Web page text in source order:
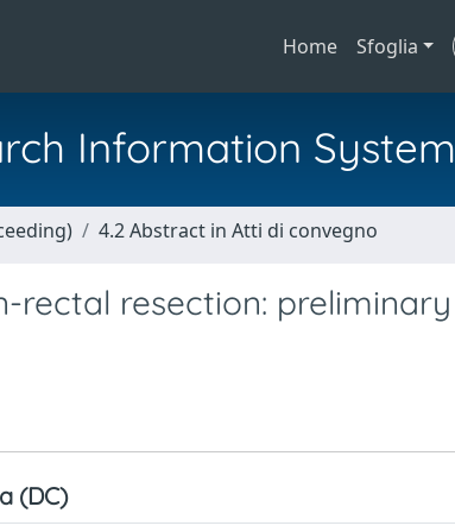
Home Sfoglia
Information System
4.2 Abstract in Atti di convegno
rectal resection: preliminary
(DC)